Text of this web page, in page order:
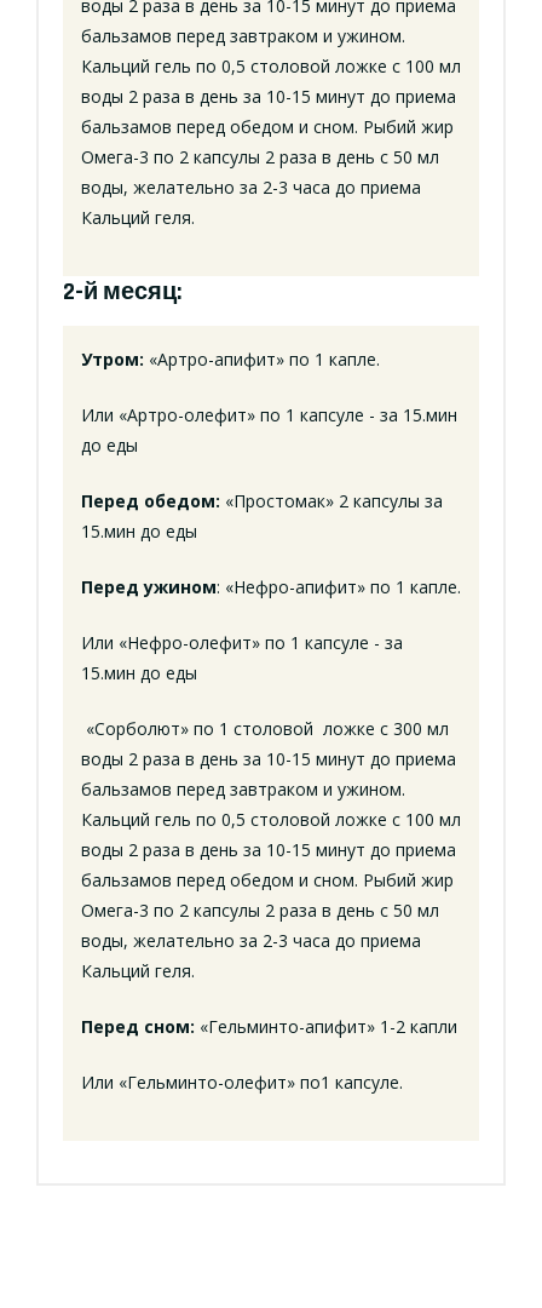
воды 2 раза в день за 10-15 минут до приема
бальзамов перед завтраком и ужином.
Кальций гель по 0,5 столовой ложке с 100 мл
воды 2 раза в день за 10-15 минут до приема
бальзамов перед обедом и сном. Рыбий жир
Омега-3 по 2 капсулы 2 раза в день с 50 мл
воды, желательно за 2-3 часа до приема
Кальций геля.
2-й месяц:
Утром: «Артро-апифит» по 1 капле.
Или «Артро-олефит» по 1 капсуле - за 15.мин
до еды
Перед обедом: «Простомак» 2 капсулы за
15.мин до еды
Перед ужином: «Нефро-апифит» по 1 капле.
Или «Нефро-олефит» по 1 капсуле - за
15.мин до еды
«Сорболют» по 1 столовой ложке с 300 мл
воды 2 раза в день за 10-15 минут до приема
бальзамов перед завтраком и ужином.
Кальций гель по 0,5 столовой ложке с 100 мл
воды 2 раза в день за 10-15 минут до приема
бальзамов перед обедом и сном. Рыбий жир
Омега-3 по 2 капсулы 2 раза в день с 50 мл
воды, желательно за 2-3 часа до приема
Кальций геля.
Перед сном: «Гельминто-апифит» 1-2 капли
Или «Гельминто-олефит» по1 капсуле.